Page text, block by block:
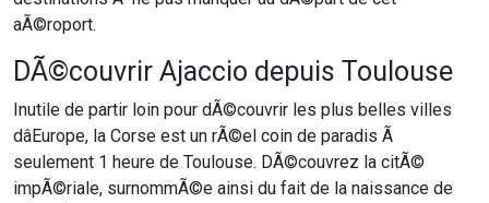
aÃ©roport.
DÃ©couvrir Ajaccio depuis Toulouse
Inutile de partir loin pour dÃ©couvrir les plus belles villes
dâEurope, la Corse est un rÃ©el coin de paradis Ã
seulement 1 heure de Toulouse. DÃ©couvrez la citÃ©
impÃ©riale, surnommÃ©e ainsi du fait de la naissance de